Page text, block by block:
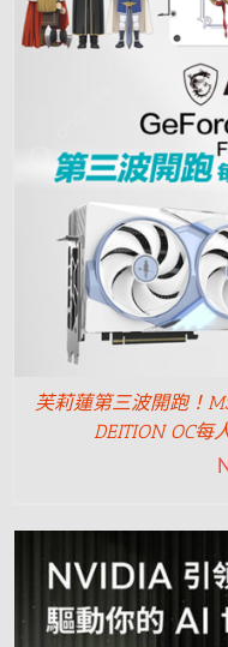
芙莉蓮第三波開跑！
DEITION OC每